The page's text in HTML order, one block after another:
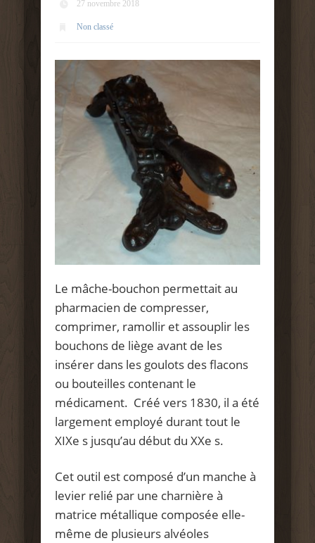
27 novembre 2018
Non classé
Le mâche-bouchon permettait au
pharmacien de compresser,
comprimer, ramollir et assouplir les
bouchons de liège avant de les
insérer dans les goulots des flacons
ou bouteilles contenant le
médicament. Créé vers 1830, il a été
largement employé durant tout le
XIXe s jusqu’au début du XXe s.
Cet outil est composé d’un manche à
levier relié par une charnière à
matrice métallique composée elle-
même de plusieurs alvéoles